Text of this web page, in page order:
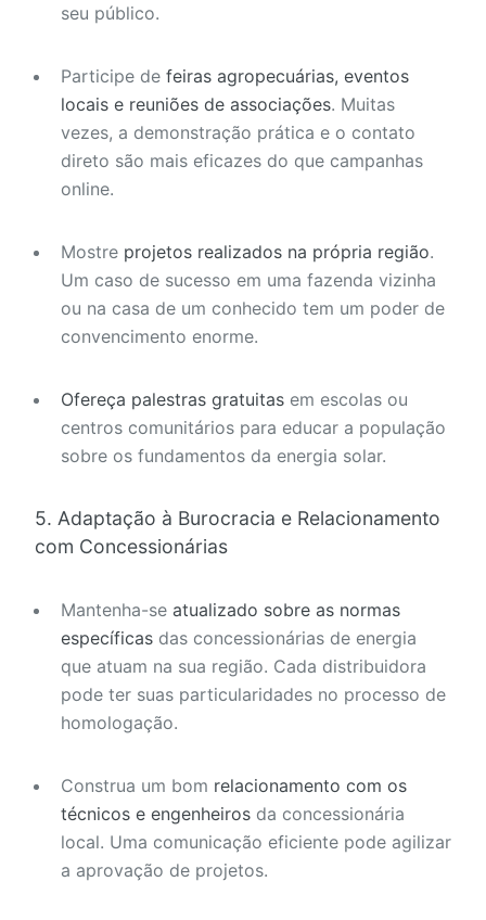
seu público.
Participe de feiras agropecuárias, eventos
locais e reuniões de associações. Muitas
vezes, a demonstração prática e o contato
direto são mais eficazes do que campanhas
online.
Mostre projetos realizados na própria região.
Um caso de sucesso em uma fazenda vizinha
ou na casa de um conhecido tem um poder de
convencimento enorme.
Ofereça palestras gratuitas em escolas ou
centros comunitários para educar a população
sobre os fundamentos da energia solar.
5. Adaptação à Burocracia e Relacionamento
com Concessionárias
Mantenha-se atualizado sobre as normas
específicas das concessionárias de energia
que atuam na sua região. Cada distribuidora
pode ter suas particularidades no processo de
homologação.
Construa um bom relacionamento com os
técnicos e engenheiros da concessionária
local. Uma comunicação eficiente pode agilizar
a aprovação de projetos.